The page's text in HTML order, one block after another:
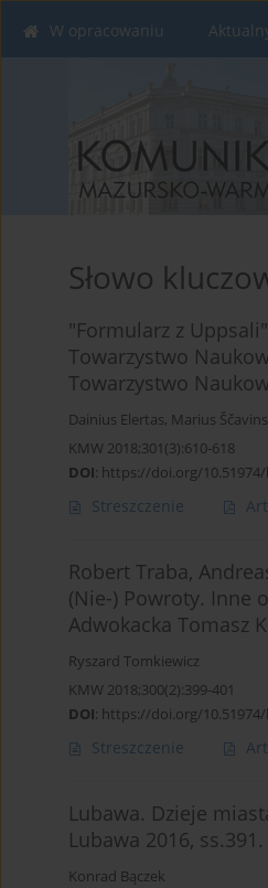
W opracowaniu
Słowo
"Formularz z
Towarzystwo
Towarzystwo
Dainius Elertas, Marius
KMW 2018;301(3):610-618
DOI: https://doi.org/10.51974/
Streszczenie
Robert Traba,
(Nie-) Powroty. Inne
Adwokacka Tomasz
Ryszard Tomkiewicz
KMW 2018;300(2):399-401
DOI: https://doi.org/10.51974/
Streszczenie
Lubawa. Dzieje
Lubawa 2016, ss.391.
Konrad Bączek